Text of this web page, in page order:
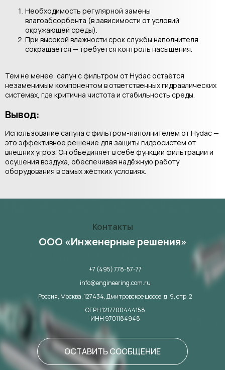
Необходимость регулярной замены
влагоабсорбента (в зависимости от условий
окружающей среды).
При высокой влажности срок службы наполнителя
сокращается — требуется контроль насыщения.
Тем не менее, сапун с фильтром от Hydac остаётся
незаменимым компонентом в ответственных гидравлических
системах, где критична чистота и стабильность среды.
Вывод:
Использование сапуна с фильтром-наполнителем от Hydac —
это эффективное решение для защиты гидросистем от
внешних угроз. Он объединяет в себе функции фильтрации и
осушения воздуха, обеспечивая надёжную работу
оборудования в самых жёстких условиях.
Контакты
ООО «Инженерные решения»
+7 (495) 778-57-77
info@engineering.com.ru
Россия, Москва,127434,Дмитровское шоссе, д. 9, стр. 2
ОГРН 1217700444158
ИНН 9701184948
ОСТАВИТЬ СООБЩЕНИЕ